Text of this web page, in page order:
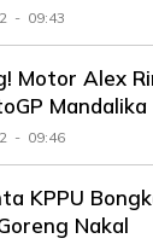
- 09:43
Motor Alex
Mandalika
- 09:46
KPPU
Nakal